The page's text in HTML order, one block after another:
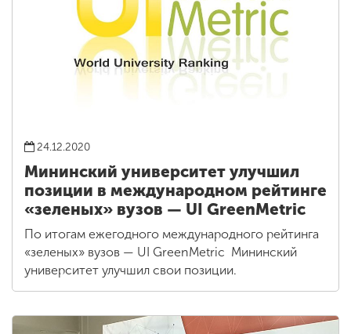
24.12.2020
Мининский университет улучшил
позиции в международном рейтинге
«зеленых» вузов — UI GreenMetric
По итогам ежегодного международного рейтинга
«зеленых» вузов — UI GreenMetric Мининский
университет улучшил свои позиции.